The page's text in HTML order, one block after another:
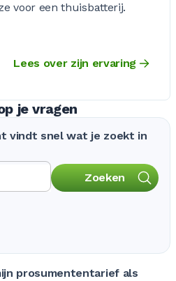
voor een thuisbatterij.
Lees over zijn ervaring
je vragen
vindt snel wat je zoekt in
Zoeken
prosumententarief als